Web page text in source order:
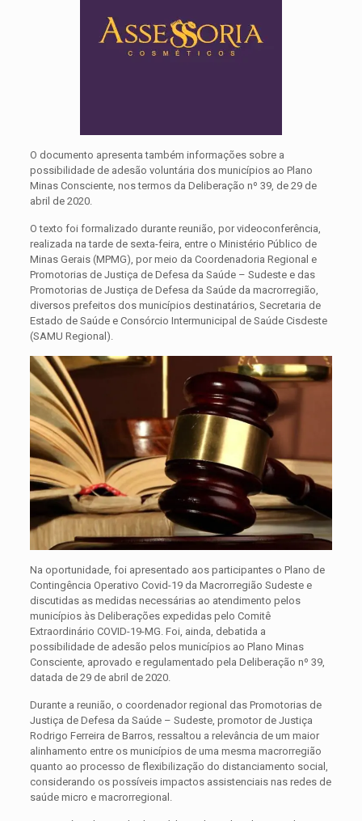
O documento apresenta também informações sobre a
possibilidade de adesão voluntária dos municípios ao Plano
Minas Consciente, nos termos da Deliberação nº 39, de 29 de
abril de 2020.
O texto foi formalizado durante reunião, por videoconferência,
realizada na tarde de sexta-feira, entre o Ministério Público de
Minas Gerais (MPMG), por meio da Coordenadoria Regional e
Promotorias de Justiça de Defesa da Saúde – Sudeste e das
Promotorias de Justiça de Defesa da Saúde da macrorregião,
diversos prefeitos dos municípios destinatários, Secretaria de
Estado de Saúde e Consórcio Intermunicipal de Saúde Cisdeste
(SAMU Regional).
Na oportunidade, foi apresentado aos participantes o Plano de
Contingência Operativo Covid-19 da Macrorregião Sudeste e
discutidas as medidas necessárias ao atendimento pelos
municípios às Deliberações expedidas pelo Comitê
Extraordinário COVID-19-MG. Foi, ainda, debatida a
possibilidade de adesão pelos municípios ao Plano Minas
Consciente, aprovado e regulamentado pela Deliberação nº 39,
datada de 29 de abril de 2020.
Durante a reunião, o coordenador regional das Promotorias de
Justiça de Defesa da Saúde – Sudeste, promotor de Justiça
Rodrigo Ferreira de Barros, ressaltou a relevância de um maior
alinhamento entre os municípios de uma mesma macrorregião
quanto ao processo de flexibilização do distanciamento social,
considerando os possíveis impactos assistenciais nas redes de
saúde micro e macrorregional.